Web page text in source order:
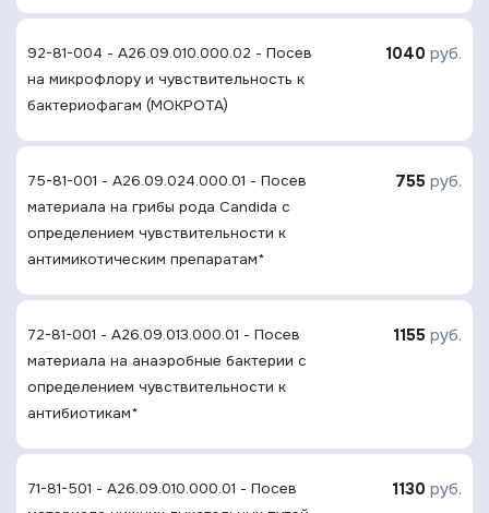
92-81-004 - A26.09.010.000.02 - Посев
на микрофлору и чувствительность к
бактериофагам (МОКРОТА)
1040 руб.
75-81-001 - A26.09.024.000.01 - Посев
материала на грибы рода Candida с
определением чувcтвительности к
антимикотическим препаратам*
755 руб.
72-81-001 - A26.09.013.000.01 - Посев
материала на анаэробные бактерии с
определением чувcтвительности к
антибиотикам*
1155 руб.
71-81-501 - A26.09.010.000.01 - Посев
1130 руб.